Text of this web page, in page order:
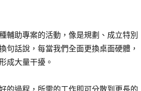
輔助專案的活動，像是規劃、成立特別
句話說，每當我們全面更換桌面硬體，
成大量干擾。